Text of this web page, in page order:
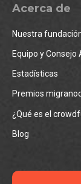
Acerca de
Nuestra
Equipo y Consejo
Estadísticas
Premios
¿Qué es el
Blog